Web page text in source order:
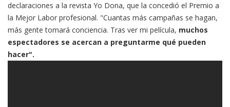
declaraciones a la revista Yo Dona, que la concedió el Premio a
la Mejor Labor profesional. "Cuantas más campañas se hagan,
más gente tomará conciencia. Tras ver mi película, muchos
espectadores se acercan a preguntarme qué pueden
hacer".